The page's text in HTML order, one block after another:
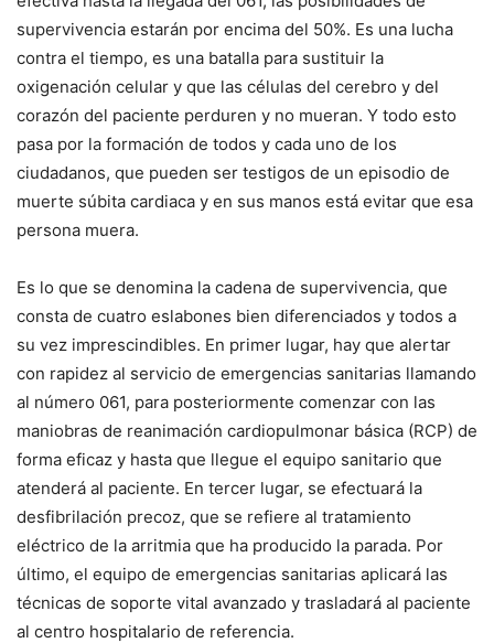
supervivencia estarán por encima del 50%. Es una lucha
contra el tiempo, es una batalla para sustituir la
oxigenación celular y que las células del cerebro y del
corazón del paciente perduren y no mueran. Y todo esto
pasa por la formación de todos y cada uno de los
ciudadanos, que pueden ser testigos de un episodio de
muerte súbita cardiaca y en sus manos está evitar que esa
persona muera.
Es lo que se denomina la cadena de supervivencia, que
consta de cuatro eslabones bien diferenciados y todos a
su vez imprescindibles. En primer lugar, hay que alertar
con rapidez al servicio de emergencias sanitarias llamando
al número 061, para posteriormente comenzar con las
maniobras de reanimación cardiopulmonar básica (RCP) de
forma eficaz y hasta que llegue el equipo sanitario que
atenderá al paciente. En tercer lugar, se efectuará la
desfibrilación precoz, que se refiere al tratamiento
eléctrico de la arritmia que ha producido la parada. Por
último, el equipo de emergencias sanitarias aplicará las
técnicas de soporte vital avanzado y trasladará al paciente
al centro hospitalario de referencia.